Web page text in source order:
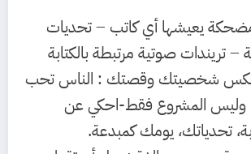
يعيشها أي كاتب –تحديات
تريندات صوتية مرتبطة بالكتابة
يعكس شخصيتك وقصتك : الناس تحب
وليس المشروع فقط-احكي عن
تحدياتك، يومك كمبدعة.